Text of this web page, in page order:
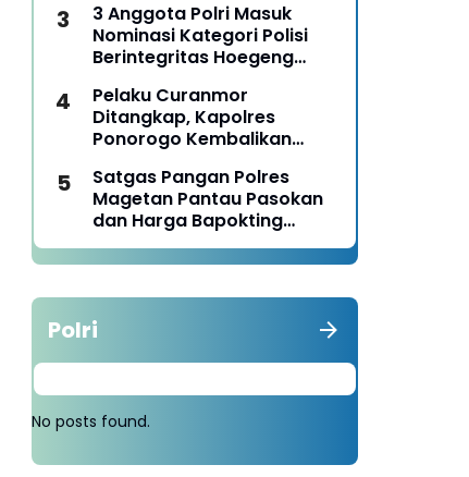
3 Anggota Polri Masuk
Nominasi Kategori Polisi
Berintegritas Hoegeng
Pelaku Curanmor
Ditangkap, Kapolres
Ponorogo Kembalikan
Satgas Pangan Polres
Magetan Pantau Pasokan
dan Harga Bapokting
Pascalebaran
Polri
No posts found.